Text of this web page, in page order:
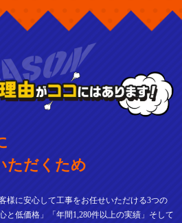
ただくため
様に安心して工事をお任せいただける3つの
と低価格」「年間1,280件以上の実績」そして